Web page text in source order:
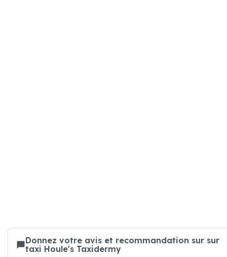
Donnez votre avis et recommandation sur sur
taxi Houle's Taxidermy